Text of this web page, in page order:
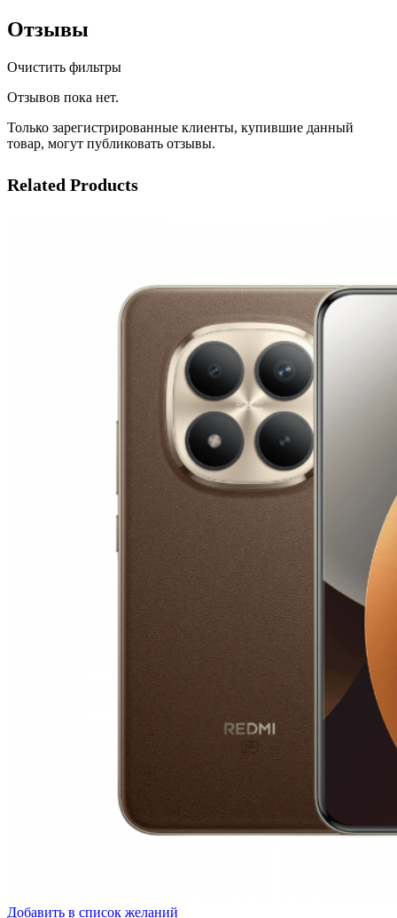
Отзывы
Очистить фильтры
Отзывов пока нет.
Только зарегистрированные клиенты, купившие данный
товар, могут публиковать отзывы.
Related Products
Добавить в список желаний